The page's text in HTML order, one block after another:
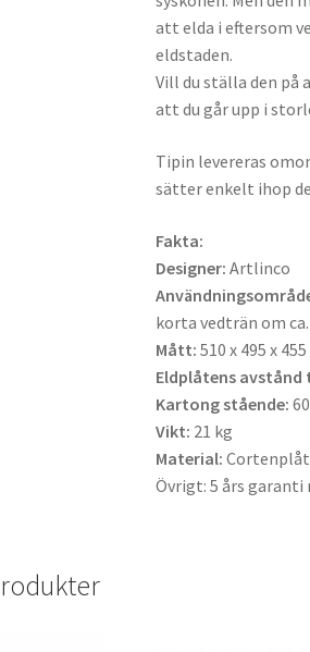
att elda i eftersom
eldstaden.
Vill du ställa den på
att du går upp i
Tipin levereras
sätter enkelt ihop
Fakta:
Designer: Artlinco
korta vedträn om
Mått: 510 x 495 x
Eldplåtens avstånd
Kartong stående:
Vikt: 21 kg
Material:
Övrigt: 5 års